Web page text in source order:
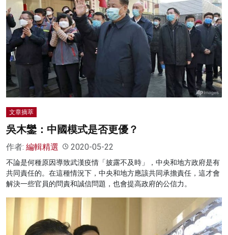
文章摘萃
吳木鑾：中國模式是否更優？
作者: 編輯精選 2020-05-22
不論是何種原因導致武漢疫情「披露不及時」，中央和地方政府是有
共同責任的。在這種情況下，中央和地方應該共同承擔責任，這才會
解決一些官員的問責和誠信問題，也會提高政府的公信力。